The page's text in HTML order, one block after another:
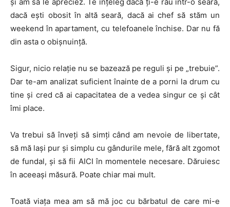
dacă eşti obosit în altă seară, dacă ai chef să stăm un
weekend în apartament, cu telefoanele închise. Dar nu fă
din asta o obişnuinţă.
Sigur, nicio relaţie nu se bazează pe reguli şi pe „trebuie”.
Dar te-am analizat suficient înainte de a porni la drum cu
tine şi cred că ai capacitatea de a vedea singur ce şi cât
îmi place.
Va trebui să înveţi să simţi când am nevoie de libertate,
să mă laşi pur şi simplu cu gândurile mele, fără alt zgomot
de fundal, şi să fii AICI în momentele necesare. Dăruiesc
în aceeaşi măsură. Poate chiar mai mult.
Toată viaţa mea am să mă joc cu bărbatul de care mi-e